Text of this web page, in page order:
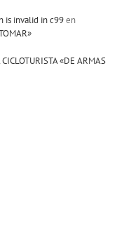
is invalid in c99en
«DE ARMAS